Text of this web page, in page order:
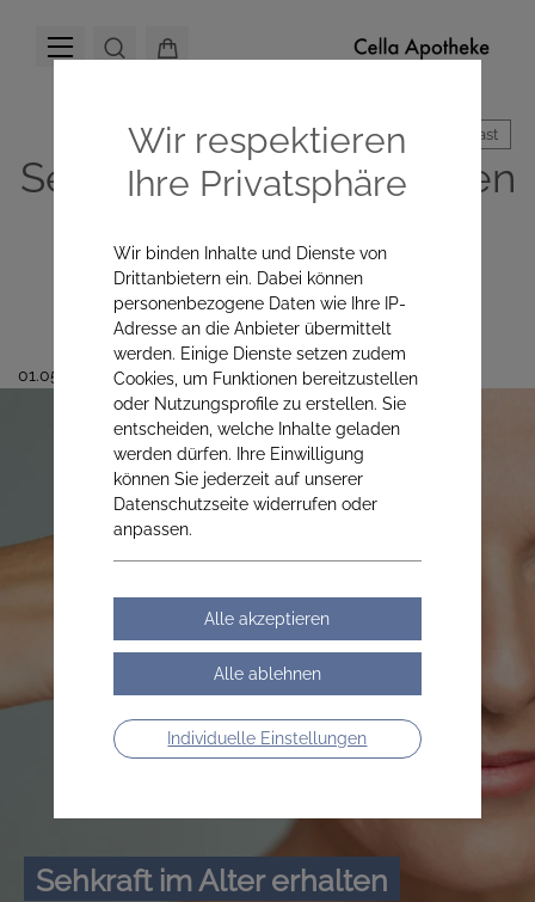
Hoher Kontrast
Sehkraft im Alter erhalten
wirklich schützt
01.05.2026
Sehkraft im Alter erhalten
Wir respektieren
Ihre Privatsphäre
Wir binden Inhalte und Dienste von
Drittanbietern ein. Dabei können
personenbezogene Daten wie Ihre IP-
Adresse an die Anbieter übermittelt
werden. Einige Dienste setzen zudem
Cookies, um Funktionen bereitzustellen
oder Nutzungsprofile zu erstellen. Sie
entscheiden, welche Inhalte geladen
werden dürfen. Ihre Einwilligung
können Sie jederzeit auf unserer
Datenschutzseite widerrufen oder
anpassen.
Individuelle Einstellungen